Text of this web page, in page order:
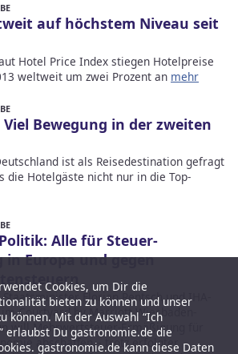
auf höchstem Niveau seit
Hotel Price Index stiegen Hotelpreise
weltweit um zwei Prozent an mehr
Bewegung in der zweiten
ist als Reisedestination gefragt
die Hotelgäste nicht nur in die Top-
Alle für Steuer-
Europa und gegen
Florian Rentsch und IHA-
im Courtyard by Marriott Wiesbaden-
will Mehrwertsteuer-Ermäßigung für
abschaffen – trotz erfolgter
Cookies, um Dir die
bieten zu können und unser
können. Mit der Auswahl “Ich
erlaubst Du gastronomie.de die
gastronomie.de kann diese Daten